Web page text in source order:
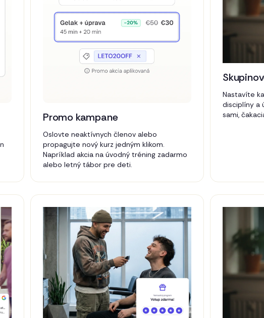
Promo kampane
Oslovte neaktívnych členov alebo
propagujte nový kurz jedným klikom.
Napríklad akcia na úvodný tréning zadarmo
alebo letný tábor pre deti.
Nastavíte
disciplíny a
sami,